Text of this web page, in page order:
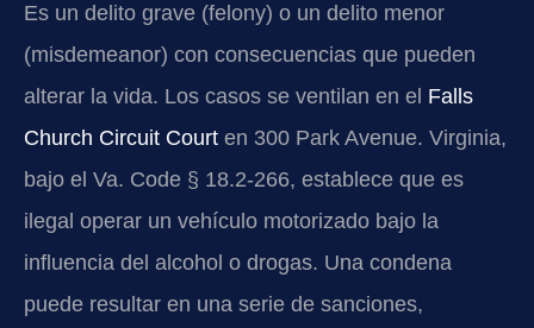
Es un delito grave (felony) o un delito menor
(misdemeanor) con consecuencias que pueden
alterar la vida. Los casos se ventilan en el Falls
Church Circuit Court en 300 Park Avenue. Virginia,
bajo el Va. Code § 18.2-266, establece que es
ilegal operar un vehículo motorizado bajo la
influencia del alcohol o drogas. Una condena
puede resultar en una serie de sanciones,